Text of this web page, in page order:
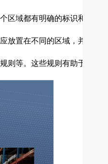
区域都有明确的标识和指示
放置在不同的区域，并采取
则等。这些规则有助于提高